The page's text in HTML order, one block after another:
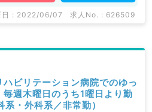
日 : 2022/06/07 求人No. : 626509
ハビリテーション病院でのゆっ
週木曜日のうち1曜日より勤
・外科系／非常勤）